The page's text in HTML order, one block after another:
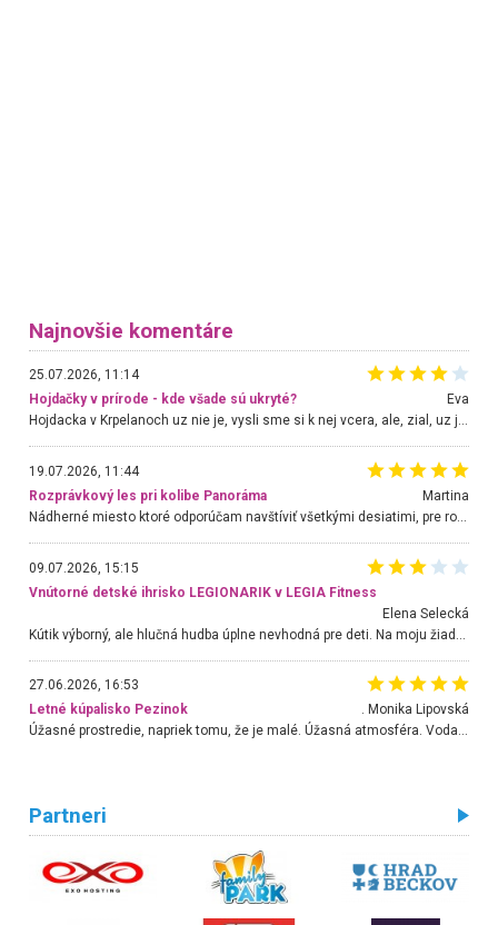
Najnovšie komentáre
25.07.2026, 11:14
Hojdačky v prírode - kde všade sú ukryté?
Eva
Hojdacka v Krpelanoch uz nie je, vysli sme si k nej vcera, ale, zial, uz je znicena. Ak sem planujete cestu len kvoli hojdacke, mozete si ju usetrit. Krasny vyhlad je tu vsak aj bez hojdacky :-)
19.07.2026, 11:44
Rozprávkový les pri kolibe Panoráma
Martina
Nádherné miesto ktoré odporúčam navštíviť všetkými desiatimi, pre rodiny s deťmi, dôchodcom... Proste a jednoducho ozaj rozprávkový les.. určite ešte prídeme. Odniesli sme si na pamiatku krásne tričká,
09.07.2026, 15:15
Vnútorné detské ihrisko LEGIONARIK v LEGIA Fitness
Elena Selecká
27.06.2026, 16:53
Letné kúpalisko Pezinok
. Monika Lipovská
Úžasné prostredie, napriek tomu, že je malé. Úžasná atmosféra. Voda fantastická a nádherná. Ľudí je pomerne veľa, ale su mili a ohľaduplní. Je veľmi zaujímavé sledovať, ako dokážu spolu športovať cudzí ľudia a bez ohľadu na vek. Vládne tu pohoda. Vnuka neviem dostať z vody. Ďakujem za krásny deň . Urcite sa sem vrátim. Jediný problém je s parkovaním, ale aj ten sa mi podarilo vyriešiť. Monika Bratislava
Partneri